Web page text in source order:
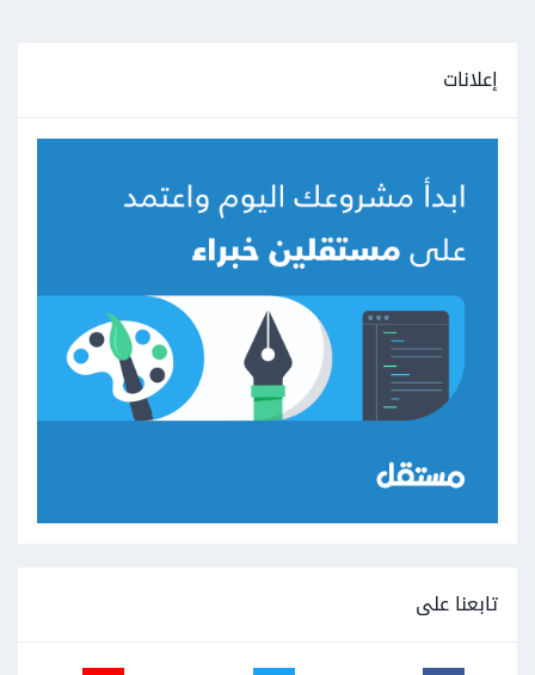
إعلانات
تابعنا على